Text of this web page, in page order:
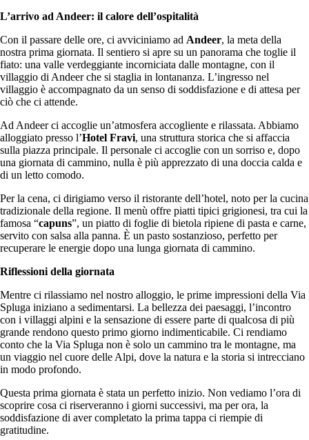
L’arrivo ad Andeer: il calore dell’ospitalità
Con il passare delle ore, ci avviciniamo ad Andeer, la meta della
nostra prima giornata. Il sentiero si apre su un panorama che toglie il
fiato: una valle verdeggiante incorniciata dalle montagne, con il
villaggio di Andeer che si staglia in lontananza. L’ingresso nel
villaggio è accompagnato da un senso di soddisfazione e di attesa per
ciò che ci attende.
Ad Andeer ci accoglie un’atmosfera accogliente e rilassata. Abbiamo
alloggiato presso l’Hotel Fravi, una struttura storica che si affaccia
sulla piazza principale. Il personale ci accoglie con un sorriso e, dopo
una giornata di cammino, nulla è più apprezzato di una doccia calda e
di un letto comodo.
Per la cena, ci dirigiamo verso il ristorante dell’hotel, noto per la cucina
tradizionale della regione. Il menù offre piatti tipici grigionesi, tra cui la
famosa “capuns”, un piatto di foglie di bietola ripiene di pasta e carne,
servito con salsa alla panna. È un pasto sostanzioso, perfetto per
recuperare le energie dopo una lunga giornata di cammino.
Riflessioni della giornata
Mentre ci rilassiamo nel nostro alloggio, le prime impressioni della Via
Spluga iniziano a sedimentarsi. La bellezza dei paesaggi, l’incontro
con i villaggi alpini e la sensazione di essere parte di qualcosa di più
grande rendono questo primo giorno indimenticabile. Ci rendiamo
conto che la Via Spluga non è solo un cammino tra le montagne, ma
un viaggio nel cuore delle Alpi, dove la natura e la storia si intrecciano
in modo profondo.
Questa prima giornata è stata un perfetto inizio. Non vediamo l’ora di
scoprire cosa ci riserveranno i giorni successivi, ma per ora, la
soddisfazione di aver completato la prima tappa ci riempie di
gratitudine.